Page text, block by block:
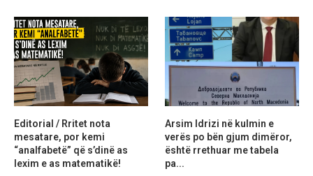
Editorial / Rritet nota
mesatare, por kemi
“analfabetë” që s’dinë as
lexim e as matematikë!
Arsim Idrizi në kulmin e
verës po bën gjum dimëror,
është rrethuar me tabela
pa...